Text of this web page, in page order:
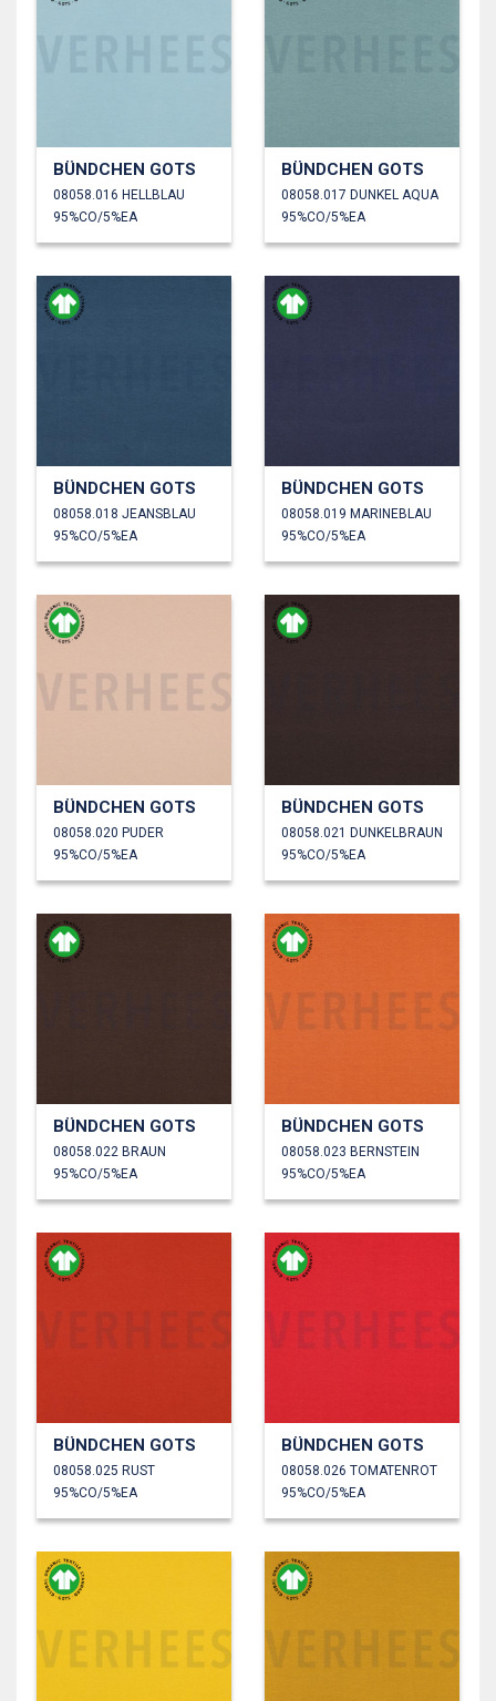
BÜNDCHEN GOTS
08058.016 HELLBLAU
95%CO/5%EA
BÜNDCHEN GOTS
08058.017 DUNKEL AQUA
95%CO/5%EA
BÜNDCHEN GOTS
08058.018 JEANSBLAU
95%CO/5%EA
BÜNDCHEN GOTS
08058.019 MARINEBLAU
95%CO/5%EA
BÜNDCHEN GOTS
08058.020 PUDER
95%CO/5%EA
BÜNDCHEN GOTS
08058.021 DUNKELBRAUN
95%CO/5%EA
BÜNDCHEN GOTS
08058.022 BRAUN
95%CO/5%EA
BÜNDCHEN GOTS
08058.023 BERNSTEIN
95%CO/5%EA
BÜNDCHEN GOTS
08058.025 RUST
95%CO/5%EA
BÜNDCHEN GOTS
08058.026 TOMATENROT
95%CO/5%EA